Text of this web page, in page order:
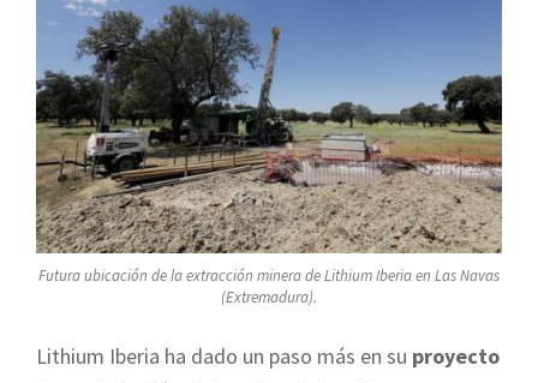
Futura ubicación de la extracción minera de Lithium Iberia en Las Navas
(Extremadura).
Lithium Iberia ha dado un paso más en su proyecto